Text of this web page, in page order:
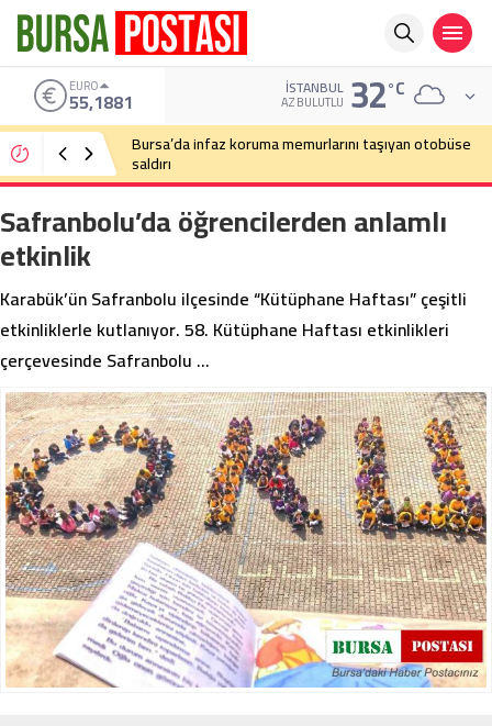
ALTIN
6.660,55 İSTANBUL
AZ BULUTLU 32°C
Bursa’da cadde ortasında bıçaklı kavga
Safranbolu’da öğrencilerden anlamlı
etkinlik
Karabük’ün Safranbolu ilçesinde “Kütüphane Haftası” çeşitli
etkinliklerle kutlanıyor. 58. Kütüphane Haftası etkinlikleri
çerçevesinde Safranbolu …